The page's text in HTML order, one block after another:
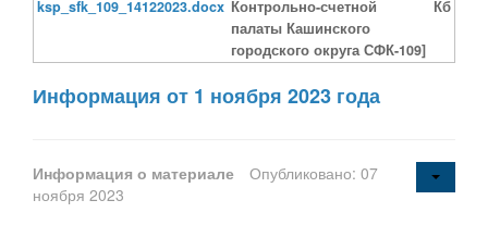
ksp_sfk_109_14122023.docx Контрольно-счетной
палаты Кашинского
городского округа СФК-109]
Кб
Информация от 1 ноября 2023 года
Информация о материале
Опубликовано: 07
ноября 2023